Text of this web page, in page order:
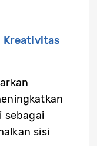
Kreativitas
sebagai
sisi